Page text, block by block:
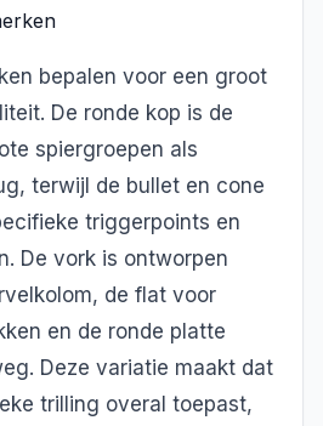
bepalen voor een groot
De ronde kop is de
spiergroepen als
terwijl de bullet en cone
triggerpoints en
De vork is ontworpen
de flat voor
en de ronde platte
Deze variatie maakt dat
trilling overal toepast,